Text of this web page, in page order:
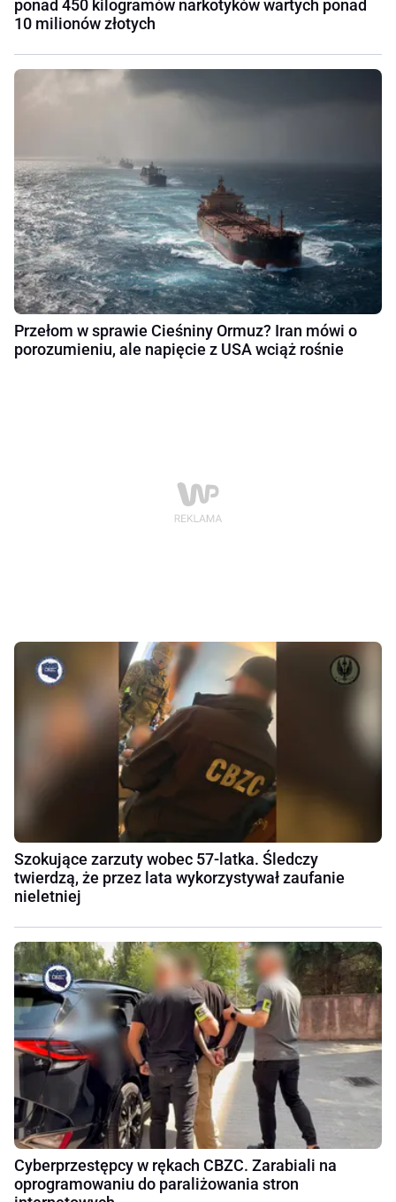
ponad 450 kilogramów narkotyków wartych ponad
10 milionów złotych
Przełom w sprawie Cieśniny Ormuz? Iran mówi o
porozumieniu, ale napięcie z USA wciąż rośnie
Szokujące zarzuty wobec 57-latka. Śledczy
twierdzą, że przez lata wykorzystywał zaufanie
nieletniej
Cyberprzestępcy w rękach CBZC. Zarabiali na
oprogramowaniu do paraliżowania stron